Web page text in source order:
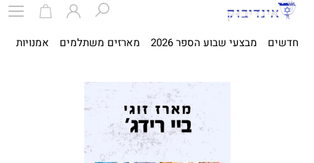
חדשים מבצעי שבוע הספר 2026 מארזים משתלמים אמנויות